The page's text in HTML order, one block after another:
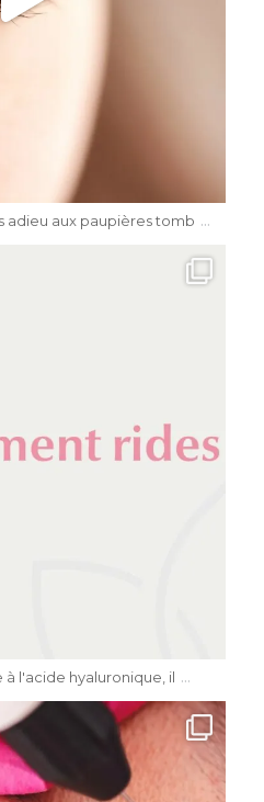
adieu aux paupières tomb ...
à l'acide hyaluronique, il ...